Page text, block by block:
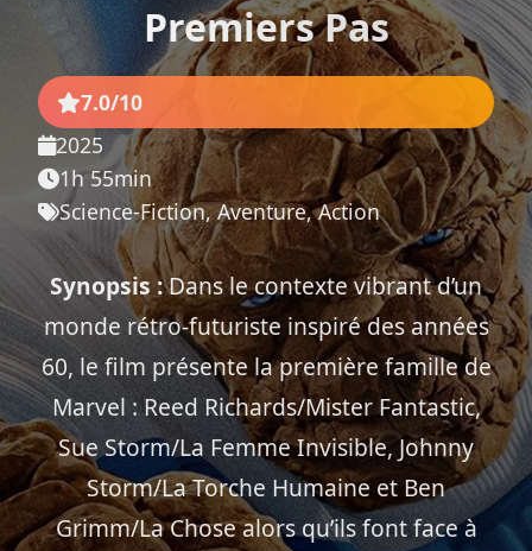
Premiers Pas
7.0/10
2025
1h 55min
Science-Fiction, Aventure, Action
Synopsis :Dans le contexte vibrant d’un
monde rétro-futuriste inspiré des années
60, le film présente la première famille de
Marvel : Reed Richards/Mister Fantastic,
Sue Storm/La Femme Invisible, Johnny
Storm/La Torche Humaine et Ben
Grimm/La Chose alors qu’ils font face à